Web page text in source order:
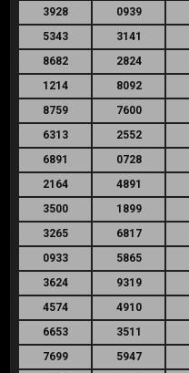
3928
0939
5343
3141
8682
2824
1214
8092
8759
7600
6313
2552
6891
0728
2164
4891
3500
1899
3265
6817
0933
5865
3624
9319
4574
4910
6653
3511
7699
5947